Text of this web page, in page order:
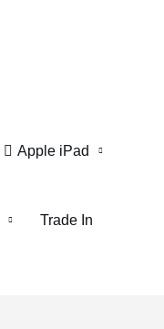
Apple iPad
Trade In